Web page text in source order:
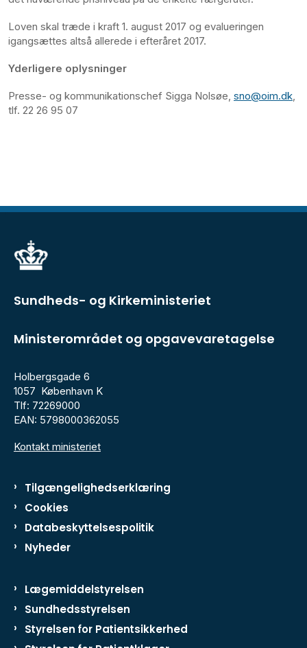
Loven skal træde i kraft 1. august 2017 og evalueringen
igangsættes altså allerede i efteråret 2017.
Yderligere oplysninger
Presse- og kommunikationschef Sigga Nolsøe, sno@oim.dk
tlf. 22 26 95 07
Sundheds- og Kirkeministeriet
Ministerområdet og opgavevaretagelse
Holbergsgade 6
1057 København K
Tlf: 72269000
EAN: 5798000362055
Kontakt ministeriet
Tilgængelighedserklæring
Cookies
Databeskyttelsespolitik
Nyheder
Lægemiddelstyrelsen
Sundhedsstyrelsen
Styrelsen for Patientsikkerhed